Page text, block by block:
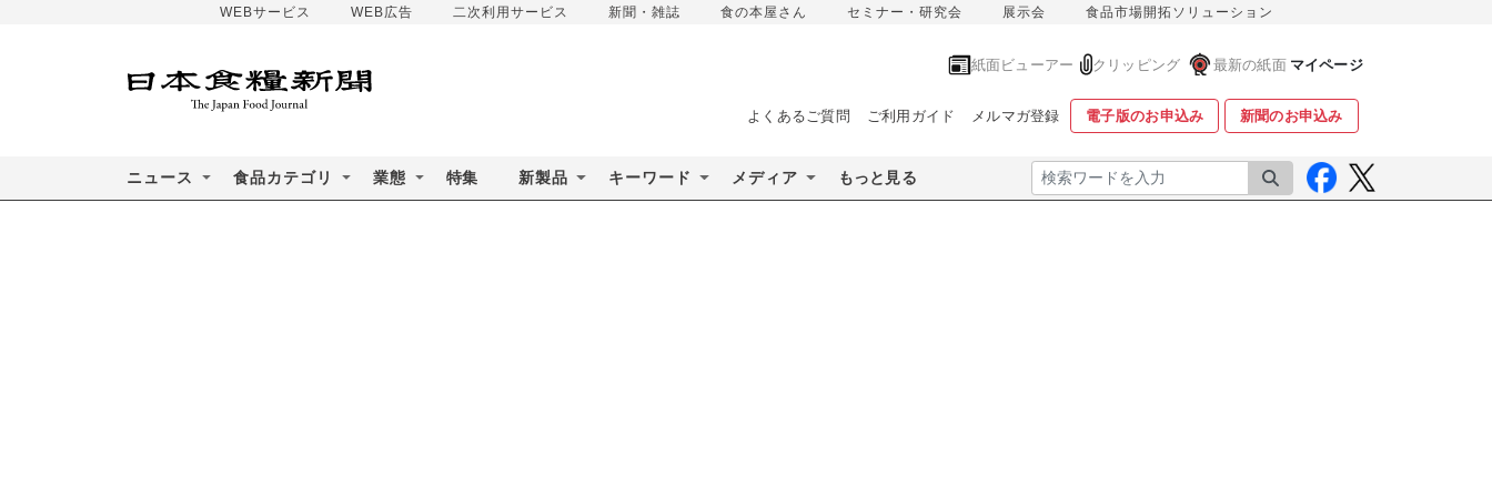
WEBサービス WEB広告 二次利用サービス 新聞・雑誌 食の本屋さん セミナー・研究会 展示会 食品市場開拓ソリューション
紙面ビューアー クリッピング 最新の紙面 マイページ
よくあるご質問 ご利用ガイド メルマガ登録 電子版のお申込み 新聞のお申込み
ニュース 食品カテゴリ 業態 特集 新製品 キーワード メディア もっと見る 検索